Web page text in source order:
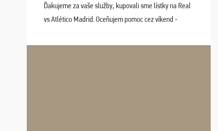
Ďakujeme za vaše služby, kupovali sme lístky na Real
vs Atlético Madrid. Oceňujem pomoc cez víkend -
spokojnosti. Sedenie bolo dobré, štadión Barnabéu ...